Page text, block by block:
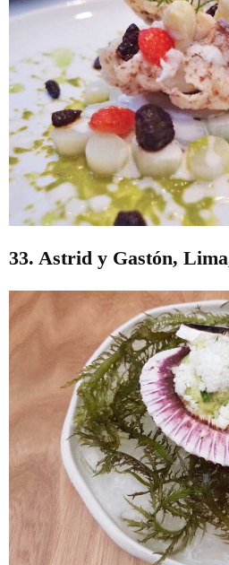
33. Astrid y Gastón,